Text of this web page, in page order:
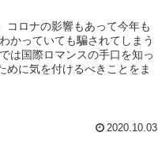
コロナの影響もあって今年も
かっていても騙されてしまう
は国際ロマンスの手口を知っ
めに気を付けるべきことをま
2020.10.03